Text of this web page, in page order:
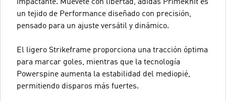
impactante. Muévete con libertad, adidas Primeknit es
un tejido de Performance diseñado con precisión,
pensado para un ajuste versátil y dinámico.
El ligero Strikeframe proporciona una tracción óptima
para marcar goles, mientras que la tecnología
Powerspine aumenta la estabilidad del mediopié,
permitiendo disparos más fuertes.